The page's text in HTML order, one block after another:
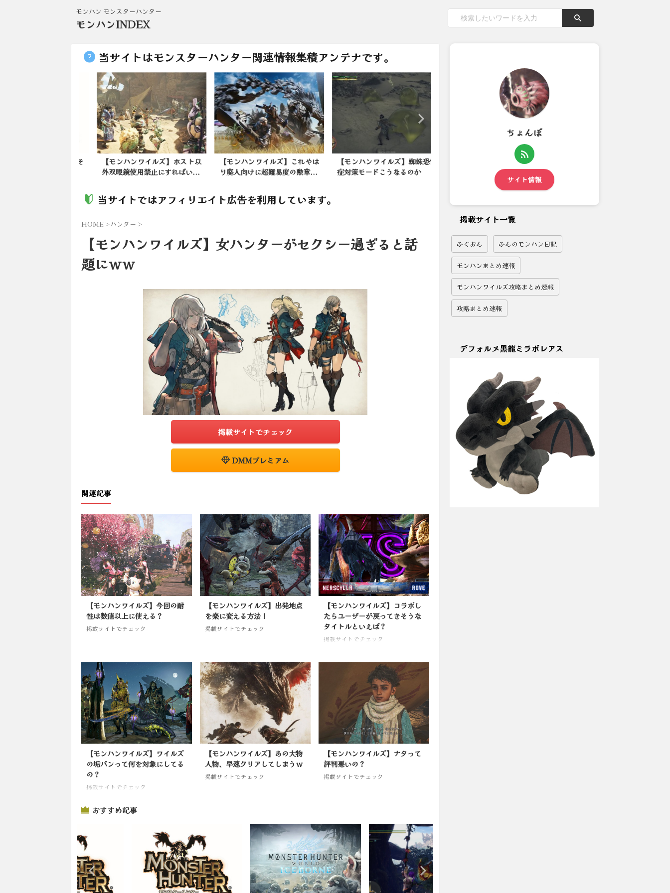
モンハン モンスターハンター
モンハンINDEX
当サイトはモンスターハンター関連情報集積アンテナです。
【モンハンワイルズ】ホスト以
外双眼鏡使用禁止にすればい...
【モンハンワイルズ】これやは
り廃人向けに超難易度の勲章...
【モンハンワイルズ】蜘蛛恐怖
症対策モードこうなるのか
ワイ「みんなのモンハン重ね着
見てみるか…」おっさん達「...
当サイトではアフィリエイト広告を利用しています。
HOME >ハンター >
【モンハンワイルズ】女ハンターがセクシー過ぎると話
題にｗｗ
掲載サイトでチェック
DMMプレミアム
関連記事
【モンハンワイルズ】今回の耐
性は数値以上に使える？
掲載サイトでチェック
【モンハンワイルズ】出発地点
を楽に変える方法！
掲載サイトでチェック
【モンハンワイルズ】コラボし
たらユーザーが戻ってきそうな
タイトルといえば？
掲載サイトでチェック
【モンハンワイルズ】ワイルズ
の垢バンって何を対象にしてる
の？
掲載サイトでチェック
【モンハンワイルズ】あの大物
人物、早速クリアしてしまうｗ
掲載サイトでチェック
【モンハンワイルズ】ナタって
評判悪いの？
掲載サイトでチェック
おすすめ記事
ちょんぼ
サイト情報
掲載サイト一覧
ふぐおん ふんのモンハン日記
モンハンまとめ速報
モンハンワイルズ攻略まとめ速報
攻略まとめ速報
デフォルメ黒龍ミラボレアス